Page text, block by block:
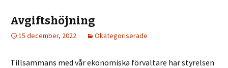
Avgiftshöjning
15 december, 2022 Okategoriserade
Tillsammans med vår ekonomiska förvaltare har styrelsen